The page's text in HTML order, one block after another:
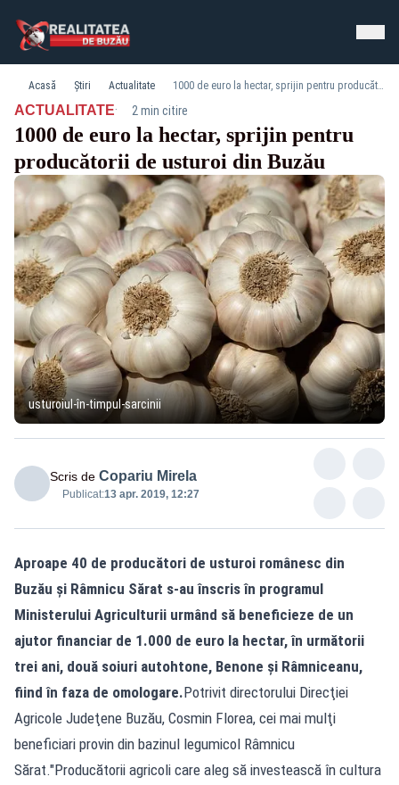
Acasă Știri Actualitate 1000 de euro la hectar, sprijin pentru producătorii de usturoi din Buzău
ACTUALITATE· 2 min citire
1000 de euro la hectar, sprijin pentru
producătorii de usturoi din Buzău
usturoiul-în-timpul-sarcinii
Scris de Copariu Mirela
Publicat:13 apr. 2019, 12:27
Aproape 40 de producători de usturoi românesc din
Buzău şi Râmnicu Sărat s-au înscris în programul
Ministerului Agriculturii urmând să beneficieze de un
ajutor financiar de 1.000 de euro la hectar, în următorii
trei ani, două soiuri autohtone, Benone şi Râmniceanu,
fiind în faza de omologare.Potrivit directorului Direcţiei
Agricole Judeţene Buzău, Cosmin Florea, cei mai mulţi
beneficiari provin din bazinul legumicol Râmnicu
Sărat."Producătorii agricoli care aleg să investească în cultura